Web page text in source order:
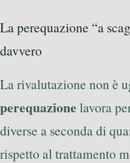
La perequazione “a
davvero
La rivalutazione non è
perequazione lavora
diverse a seconda di
rispetto al trattamento